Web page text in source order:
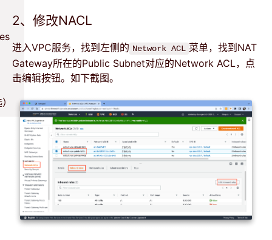
2、修改NACL
进入VPC服务，找到左侧的 Network ACL 菜单，找到NAT
Gateway所在的Public Subnet对应的Network ACL，点
击编辑按钮。如下截图。